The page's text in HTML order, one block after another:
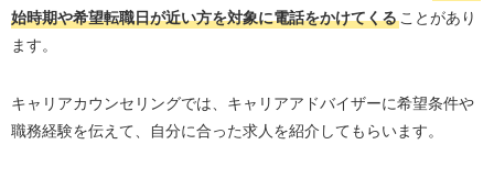
始時期や希望転職日が近い方を対象に電話をかけてくることがあり
ます。
キャリアカウンセリングでは、キャリアアドバイザーに希望条件や
職務経験を伝えて、自分に合った求人を紹介してもらいます。